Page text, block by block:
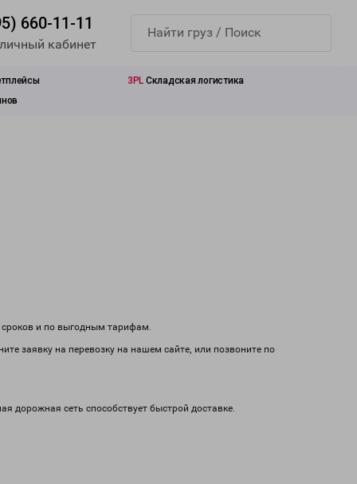
660-11-11
кабинет
3PL Складская логистика
сроков и по выгодным тарифам.
заявку на перевозку на нашем сайте, или позвоните по
дорожная сеть способствует быстрой доставке.